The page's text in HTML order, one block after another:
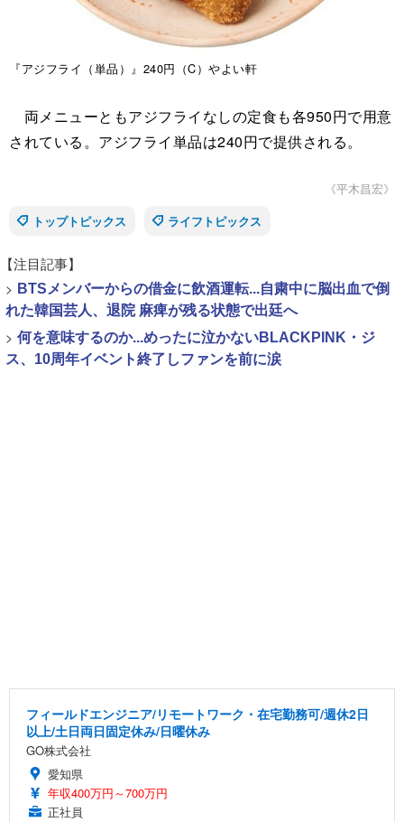
『アジフライ（単品）』240円（C）やよい軒
両メニューともアジフライなしの定食も各950円で用意
されている。アジフライ単品は240円で提供される。
《平木昌宏》
トップトピックス
ライフトピックス
【注目記事】
> BTSメンバーからの借金に飲酒運転...自粛中に脳出血で倒
れた韓国芸人、退院 麻痺が残る状態で出廷へ
> 何を意味するのか...めったに泣かないBLACKPINK・ジ
ス、10周年イベント終了しファンを前に涙
フィールドエンジニア/リモートワーク・在宅勤務可/週休2日
以上/土日両日固定休み/日曜休み
GO株式会社
愛知県
年収400万円～700万円
正社員